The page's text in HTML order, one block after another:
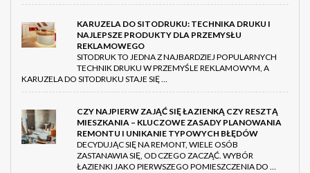
KARUZELA DO SITODRUKU: TECHNIKA DRUKU I
NAJLEPSZE PRODUKTY DLA PRZEMYSŁU
REKLAMOWEGO
SITODRUK TO JEDNA Z NAJBARDZIEJ POPULARNYCH
TECHNIK DRUKU W PRZEMYŚLE REKLAMOWYM, A
KARUZELA DO SITODRUKU STAJE SIĘ …
CZY NAJPIERW ZAJĄĆ SIĘ ŁAZIENKĄ CZY RESZTĄ
MIESZKANIA – KLUCZOWE ZASADY PLANOWANIA
REMONTU I UNIKANIE TYPOWYCH BŁĘDÓW
DECYDUJĄC SIĘ NA REMONT, WIELE OSÓB
ZASTANAWIA SIĘ, OD CZEGO ZACZĄĆ. WYBÓR
ŁAZIENKI JAKO PIERWSZEGO POMIESZCZENIA DO …